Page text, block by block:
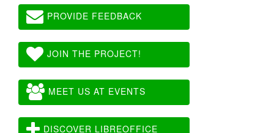
PROVIDE FEEDBACK
JOIN THE PROJECT!
MEET US AT EVENTS
DISCOVER LIBREOFFICE